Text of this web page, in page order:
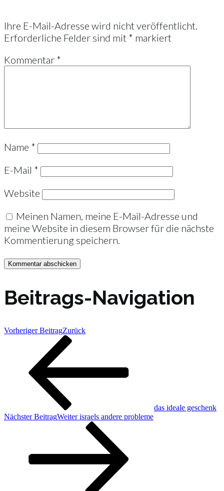
Ihre E-Mail-Adresse wird nicht veröffentlicht.
Erforderliche Felder sind mit * markiert
Kommentar *
Name *
E-Mail *
Website
Meinen Namen, meine E-Mail-Adresse und
meine Website in diesem Browser für die nächste
Kommentierung speichern.
Beitrags-Navigation
Vorheriger BeitragZurück
das ideale geschenk
Nächster BeitragWeiter israels andere probleme